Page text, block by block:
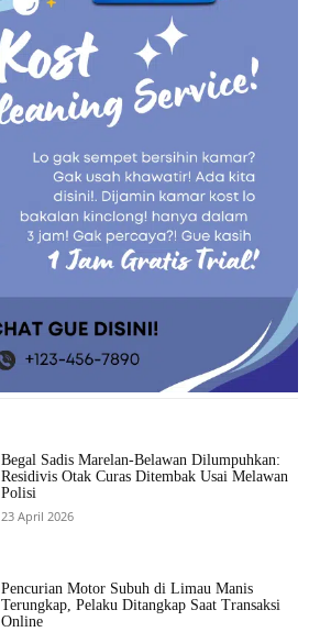
Begal Sadis Marelan-Belawan Dilumpuhkan:
Residivis Otak Curas Ditembak Usai Melawan
Polisi
23 April 2026
Pencurian Motor Subuh di Limau Manis
Terungkap, Pelaku Ditangkap Saat Transaksi
Online